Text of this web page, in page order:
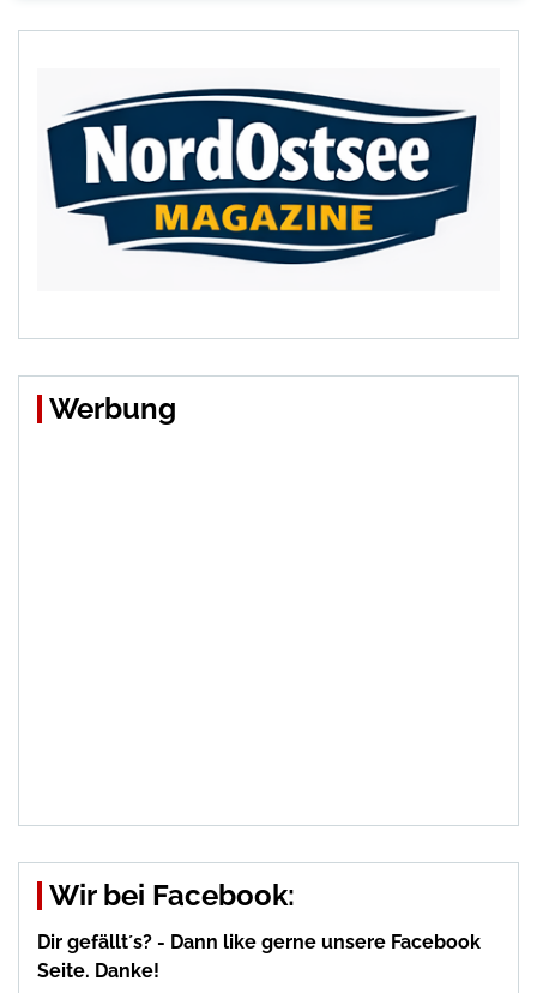
Werbung
Wir bei Facebook:
Dir gefällt´s? - Dann like gerne unsere Facebook
Seite. Danke!